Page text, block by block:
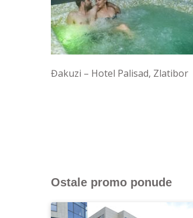
Đakuzi – Hotel Palisad, Zlatibor
Ostale promo ponude